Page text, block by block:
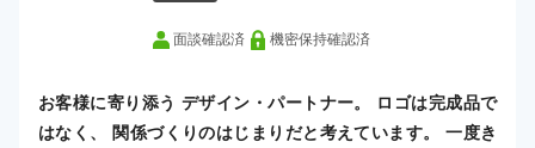
面談確認済 機密保持確認済
お客様に寄り添う デザイン・パートナー。 ロゴは完成品で
はなく、 関係づくりのはじまりだと考えています。 一度き